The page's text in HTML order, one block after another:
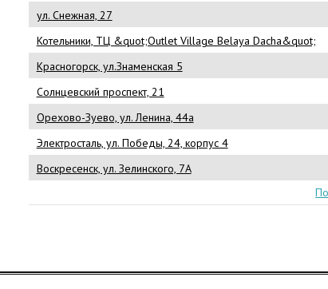
ул. Снежная, 27
Котельники, ТЦ &quot;Outlet Village Belaya Dacha&quot;
Красногорск, ул.Знаменская 5
Солнцевский проспект, 21
Орехово-Зуево, ул. Ленина, 44а
Электросталь, ул. Победы, 24, корпус 4
Воскресенск, ул. Зелинского, 7А